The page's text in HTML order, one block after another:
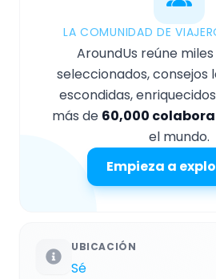
LA COMUNIDAD DE
AroundUs reúne
seleccionados, consejos
escondidas,
más de 60,000
el mundo.
Empieza a
UBICACIÓN
Sé